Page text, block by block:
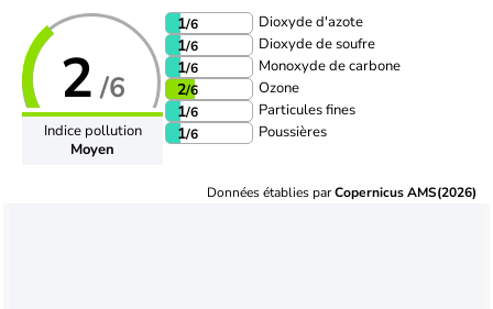
2 /6
Indice pollution
Moyen
1/6 Dioxyde d'azote
1/6 Dioxyde de soufre
1/6 Monoxyde de carbone
2/6 Ozone
1/6 Particules fines
1/6 Poussières
Données établies parCopernicus AMS(2026)